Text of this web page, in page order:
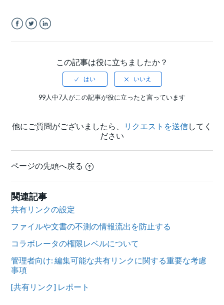
この記事は役に立ちましたか？
99人中7人がこの記事が役に立ったと言っています
他にご質問がございましたら、 リクエストを送信してく
ださい
ページの先頭へ戻る
関連記事
共有リンクの設定
ファイルや文書の不測の情報流出を防止する
コラボレータの権限レベルについて
管理者向け: 編集可能な共有リンクに関する重要な考慮
事項
[共有リンク] レポート